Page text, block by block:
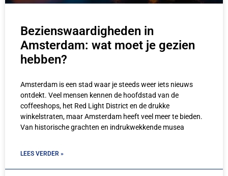
Bezienswaardigheden in
Amsterdam: wat moet je gezien
hebben?
Amsterdam is een stad waar je steeds weer iets nieuws
ontdekt. Veel mensen kennen de hoofdstad van de
coffeeshops, het Red Light District en de drukke
winkelstraten, maar Amsterdam heeft veel meer te bieden.
Van historische grachten en indrukwekkende musea
LEES VERDER »